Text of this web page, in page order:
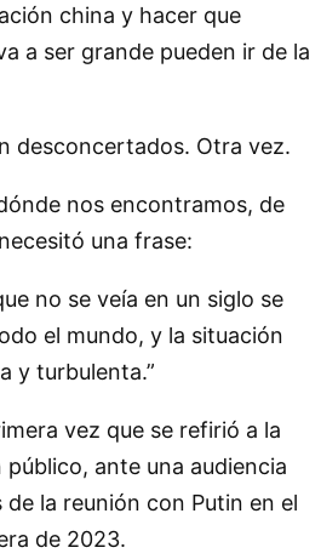
china y hacer que
a ser grande pueden ir de la
desconcertados. Otra vez.
nos encontramos, de
una frase:
no se veía en un siglo se
el mundo, y la situación
y turbulenta.”
vez que se refirió a la
ante una audiencia
la reunión con Putin en el
de 2023.